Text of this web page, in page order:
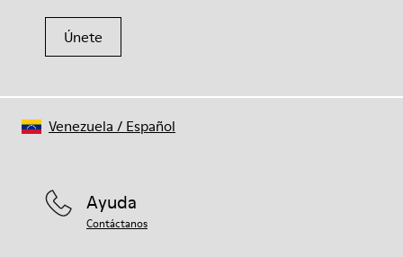
Únete
Ayuda
Contáctanos
Venezuela / Español